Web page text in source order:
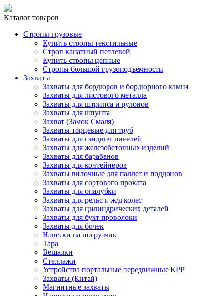
Каталог товаров
Стропы грузовые
Купить стропы текстильные
Строп канатный петлевой
Купить стропы цепные
Стропы большой грузоподъёмности
Захваты
Захваты для бордюров и бордюрного камня
Захваты для листового металла
Захваты для штрипса и рулонов
Захваты для шпунта
Захват (Замок Смаля)
Захваты торцевые для труб
Захваты для сэндвич-панелей
Захваты для железобетонных изделий
Захваты для барабанов
Захваты для контейнеров
Захваты вилочные для паллет и поддонов
Захваты для сортового проката
Захваты для опалубки
Захваты для рельс и ж/д колес
Захваты для цилиндрических деталей
Захваты для бухт проволоки
Захваты для бочек
Навески на погрузчик
Тара
Вешалки
Стеллажи
Устройства портальные передвижные КРР
Захваты (Китай)
Магнитные захваты